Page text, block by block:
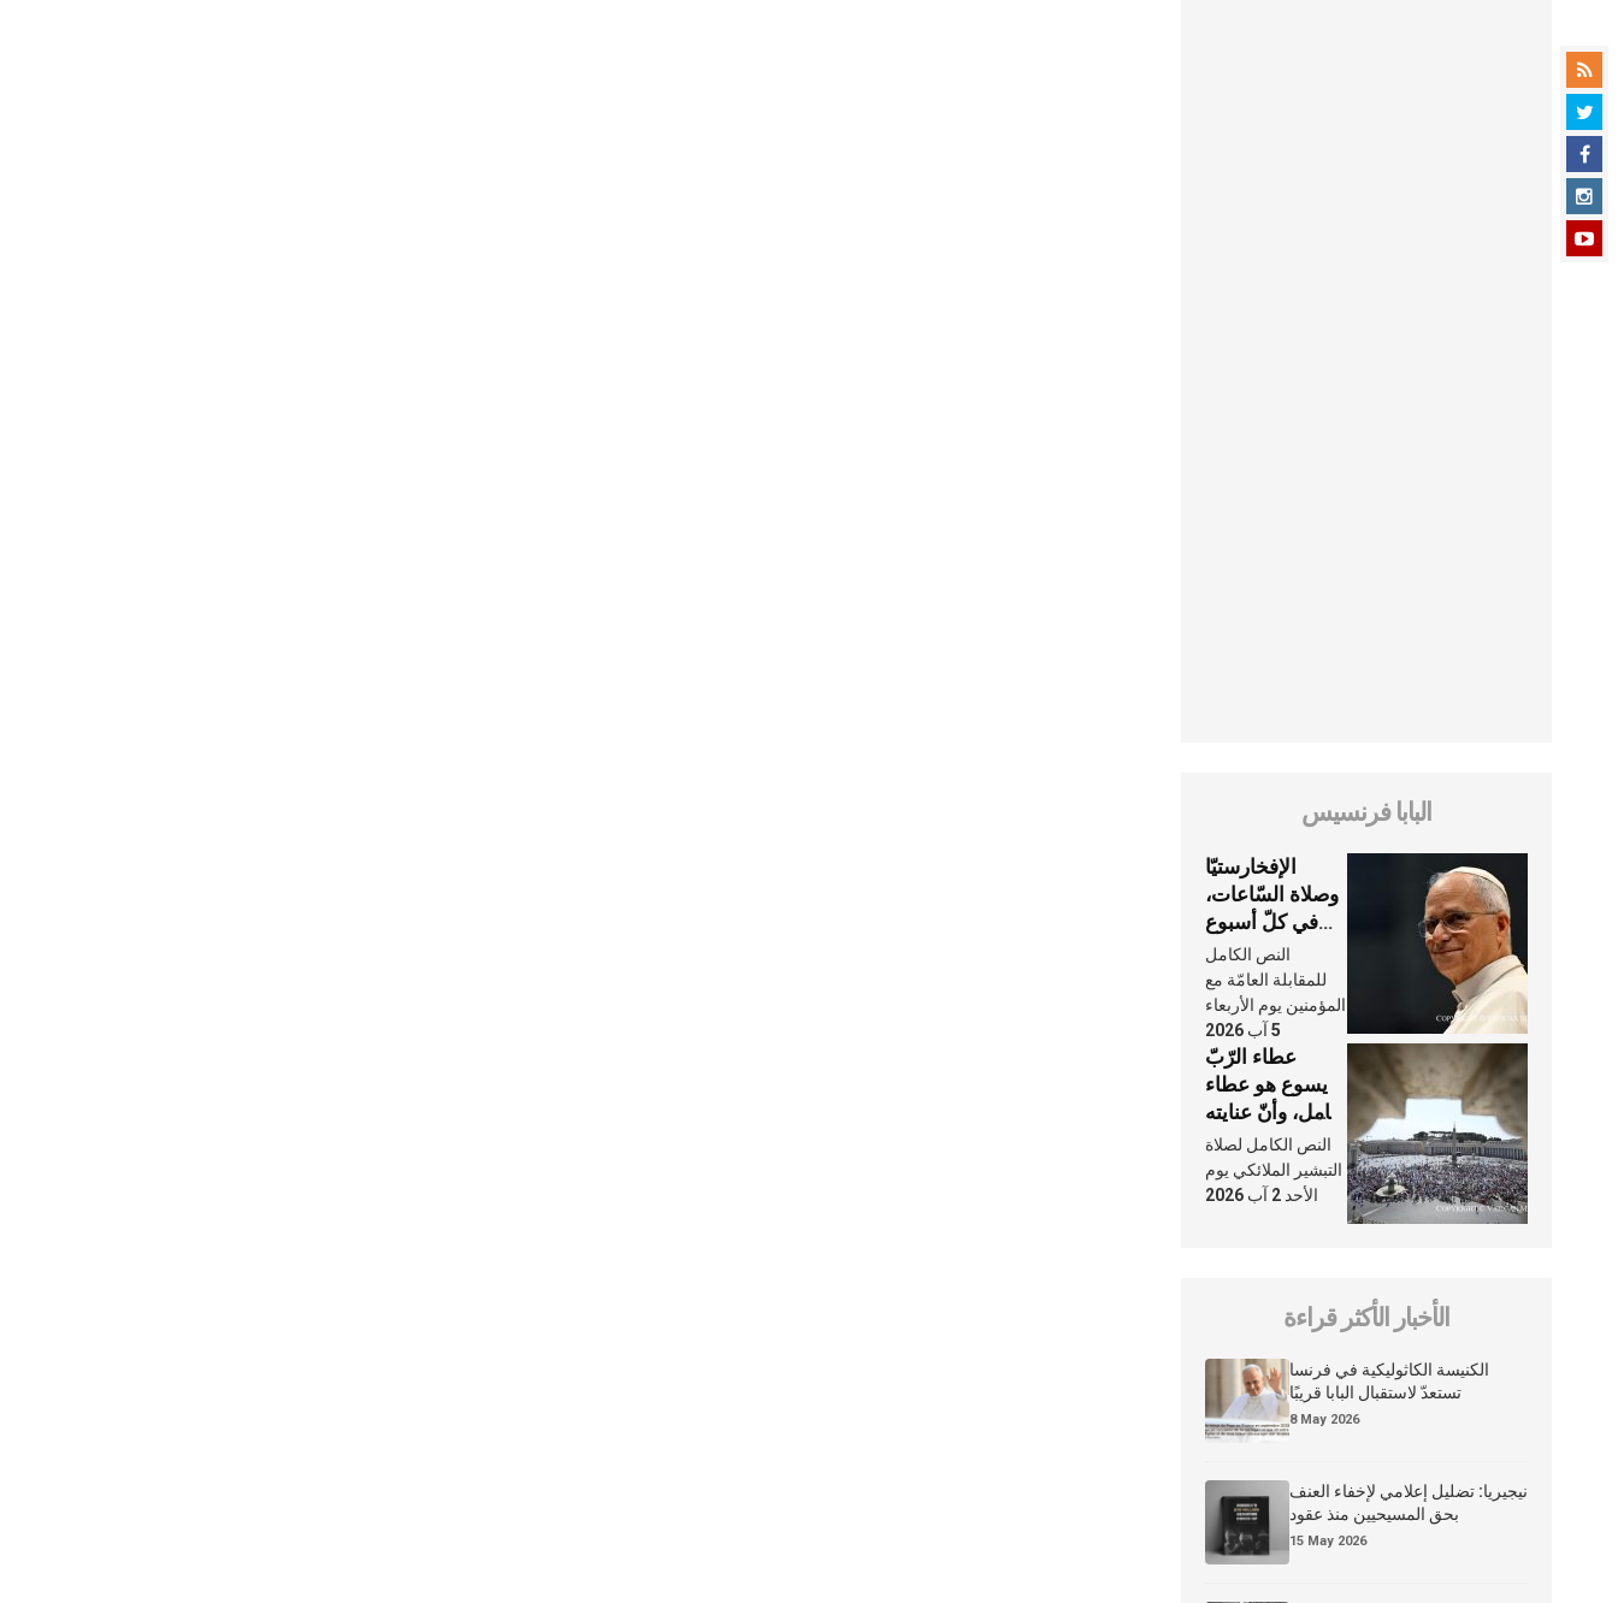
البابا فرنسيس
الإفخارستيّا
وصلاة السّاعات،
في كلّ أسبوع
وكلّ يوم، هما
النَّفَس في حياة
الكنيسة
النص الكامل
للمقابلة العامّة مع
المؤمنين يوم الأربعاء
5 آب 2026
عطاء الرّبّ
يسوع هو عطاء
شامل، وأنّ عنايته
بنا لا تغيب عنّا
أبدًا
النص الكامل لصلاة
التبشير الملائكي يوم
الأحد 2 آب 2026
الأخبار الأكثر قراءة
الكنيسة الكاثوليكية في فرنسا
تستعدّ لاستقبال البابا قريبًا
8 May 2026
نيجيريا: تضليل إعلامي لإخفاء العنف
بحق المسيحيين منذ عقود
15 May 2026